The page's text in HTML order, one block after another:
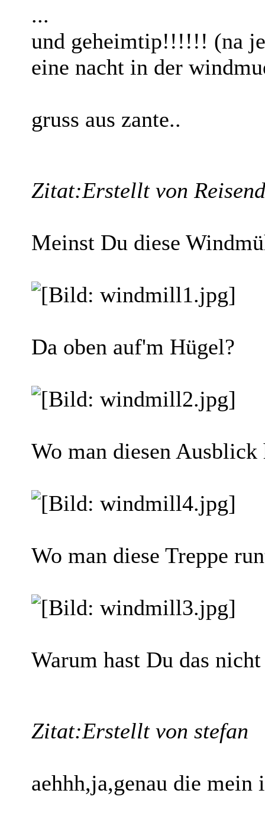
...
und geheimtip!!!!!! (na
eine nacht in der
gruss aus zante..
Zitat:Erstellt von
Meinst Du diese
Da oben auf'm Hügel?
Wo man diesen Ausblick
Wo man diese Treppe
Warum hast Du das
Zitat:Erstellt von stefan
aehhh,ja,genau die mein